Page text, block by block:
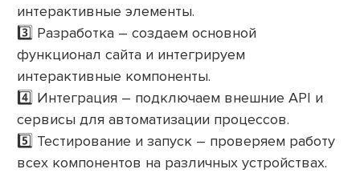
интерактивные элементы.
3️⃣ Разработка – создаем основной
функционал сайта и интегрируем
интерактивные компоненты.
4️⃣ Интеграция – подключаем внешние API и
сервисы для автоматизации процессов.
5️⃣ Тестирование и запуск – проверяем работу
всех компонентов на различных устройствах.